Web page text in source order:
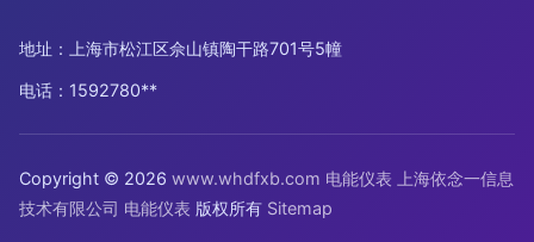
地址：上海市松江区佘山镇陶干路701号5幢
电话：1592780**
Copyright © 2026 www.whdfxb.com 电能仪表
上海依念一信息
技术有限公司 电能仪表 版权所有 Sitemap